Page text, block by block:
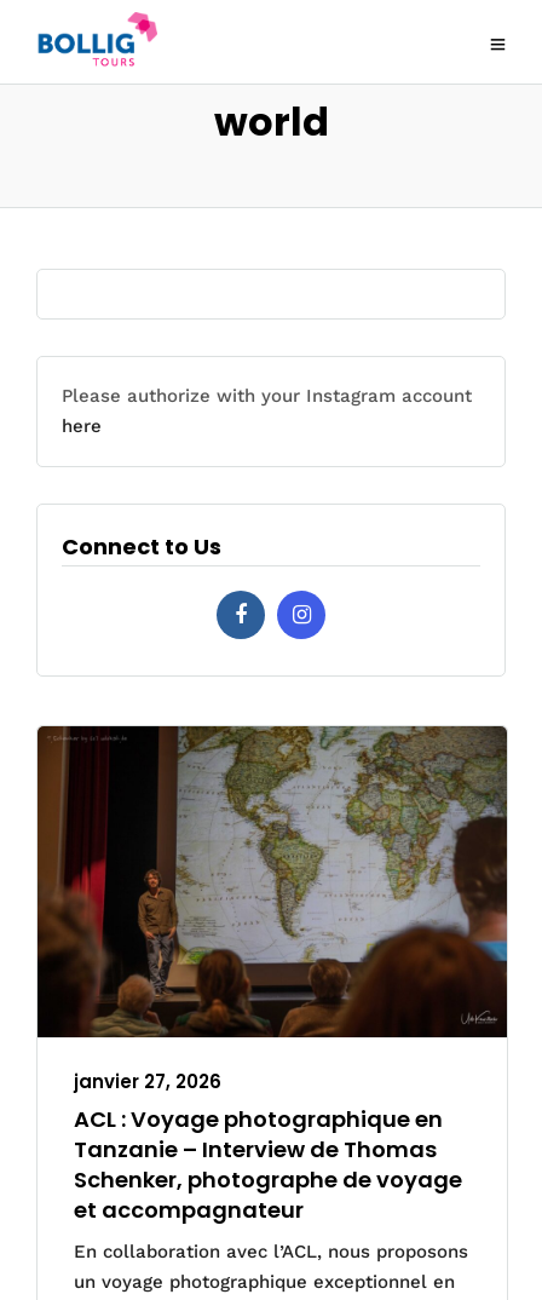
world
janvier 27, 2026
ACL : Voyage photographique en
Tanzanie – Interview de Thomas
Schenker, photographe de voyage
et accompagnateur
En collaboration avec l’ACL, nous proposons
un voyage photographique exceptionnel en
Please authorize with your Instagram account
here
Connect to Us